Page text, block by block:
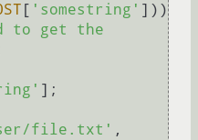
[ 'somestring' ]))
to get the
file.txt'